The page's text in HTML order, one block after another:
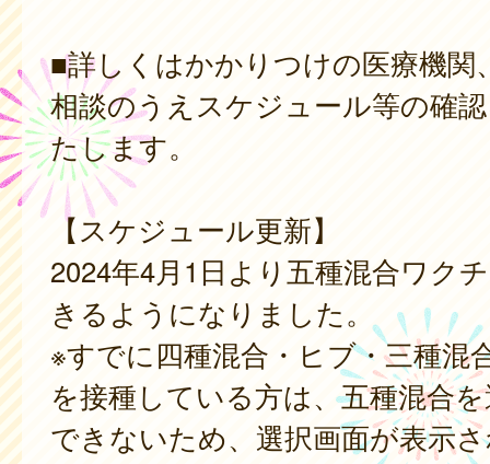
■詳しくはかかりつけの医療機関
相談のうえスケジュール等の確
たします。
【スケジュール更新】
2024年4月1日より五種混合ワク
きるようになりました。
※すでに四種混合・ヒブ・三種混
を接種している方は、五種混合
できないため、選択画面が表示